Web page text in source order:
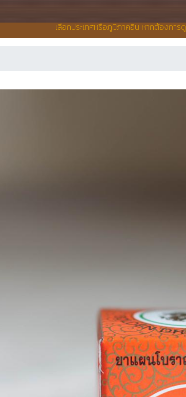
เลือกประเทศหรือภูมิภาคอื่น หากต้องกา